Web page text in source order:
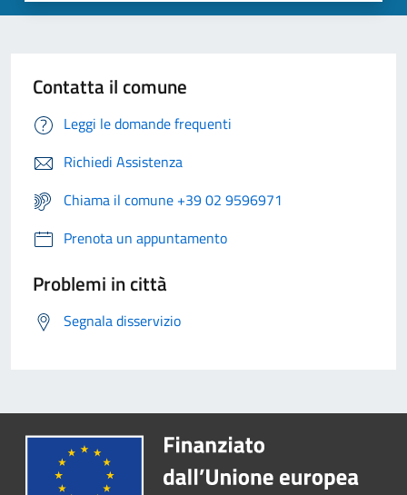
Contatta il comune
Leggi le domande frequenti
Richiedi Assistenza
Chiama il comune +39 02 9596971
Prenota un appuntamento
Problemi in città
Segnala disservizio